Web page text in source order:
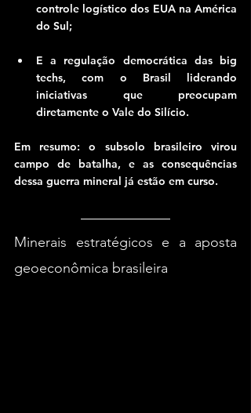
controle logístico dos EUA na América
do Sul;
E a regulação democrática das big
techs, com o Brasil liderando
iniciativas que preocupam
diretamente o Vale do Silício.
Em resumo: o subsolo brasileiro virou
campo de batalha, e as consequências
dessa guerra mineral já estão em curso.
Minerais estratégicos e a aposta
geoeconômica brasileira